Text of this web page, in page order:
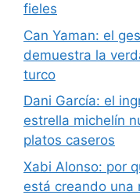
fieles
Can Yaman: el
demuestra la
turco
Dani García: el
estrella michelín
platos caseros
Xabi Alonso: por
está creando una